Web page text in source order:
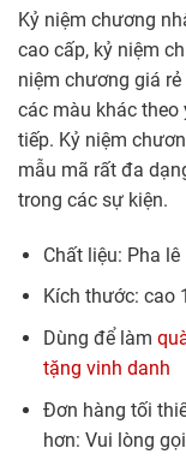
Kỷ niệm chương
cao cấp, kỷ niệm
niệm chương giá
các màu khác theo
tiếp. Kỷ niệm
mẫu mã rất đa
trong các sự kiện.
Chất liệu: Pha lê
Kích thước: cao
Dùng để làm
tặng vinh danh
Đơn hàng tối
hơn: Vui lòng